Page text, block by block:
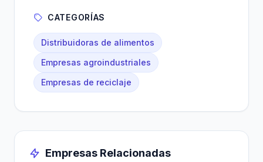
CATEGORÍAS
Distribuidoras de alimentos
Empresas agroindustriales
Empresas de reciclaje
Empresas Relacionadas